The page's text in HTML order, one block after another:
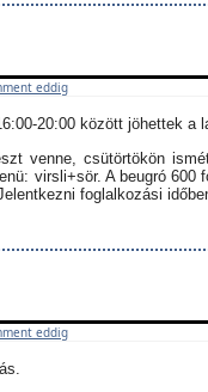
eddig
20:00 között jöhettek a
venne, csütörtökön
virsli+sör. A beugró 600
foglalkozási
eddig